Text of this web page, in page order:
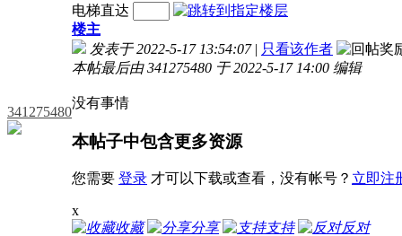
341275480
电梯直达
楼主
发表于 2022-5-17 13:54:07 | 只看该作者
本帖最后由 341275480 于 2022-5-17 14:00 编辑
没有事情
本帖子中包含更多资源
您需要 登录 才可以下载或查看，没有帐号？ 立即注
x
收藏
分享 支持
反对